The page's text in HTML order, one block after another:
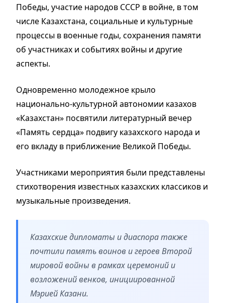
Победы, участие народов СССР в войне, в том
числе Казахстана, социальные и культурные
процессы в военные годы, сохранения памяти
об участниках и событиях войны и другие
аспекты.
Одновременно молодежное крыло
национально-культурной автономии казахов
«Казахстан» посвятили литературный вечер
«Память сердца» подвигу казахского народа и
его вкладу в приближение Великой Победы.
Участниками мероприятия были представлены
стихотворения известных казахских классиков и
музыкальные произведения.
Казахские дипломаты и диаспора также
почтили память воинов и героев Второй
мировой войны в рамках церемоний и
возложений венков, инициированной
Мэрией Казани.